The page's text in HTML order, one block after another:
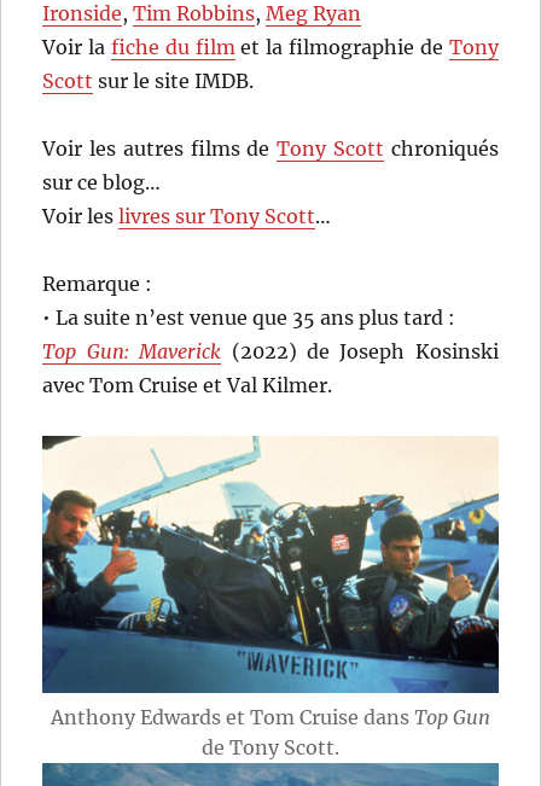
Ironside,Tim Robbins,Meg Ryan
Voir la fiche du filmet la filmographie de Tony
Scott sur le site IMDB.
Voir les autres films deTony Scott chroniqués
sur ce blog…
Voir leslivres sur Tony Scott…
Remarque :
• La suite n’est venue que 35 ans plus tard :
Top Gun: Maverick (2022) de Joseph Kosinski
avec Tom Cruise et Val Kilmer.
Anthony Edwards et Tom Cruise dans Top Gun
de Tony Scott.